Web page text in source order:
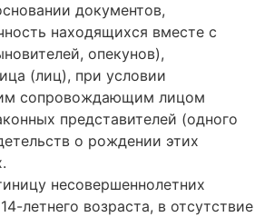
документов,
находящихся вместе с
опекунов),
(лиц), при условии
сопровождающим лицом
представителей (одного
о рождении этих
несовершеннолетних
летнего возраста, в отсутствие